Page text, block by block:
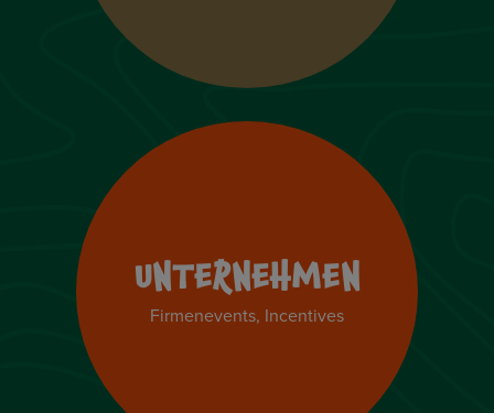
UNTERNEHMEN
Firmenevents, Incentives